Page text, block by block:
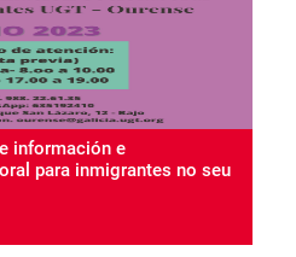
información e
para inmigrantes no seu